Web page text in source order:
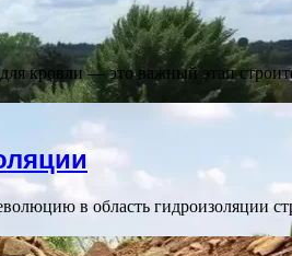
кровли — это важный этап
в область гидроизоляции